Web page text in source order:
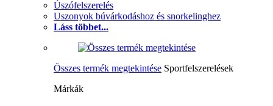
Úszófelszerelés
Uszonyok búvárkodáshoz és snorkelinghez
Láss többet...
Összes termék megtekintése Sportfelszerelések
Márkák